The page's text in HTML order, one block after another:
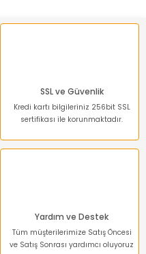
SSL ve Güvenlik
Kredi kartı bilgileriniz 256bit SSL
sertifikası ile korunmaktadır.
Yardım ve Destek
Tüm müşterilerimize Satış Öncesi
ve Satış Sonrası yardımcı oluyoruz